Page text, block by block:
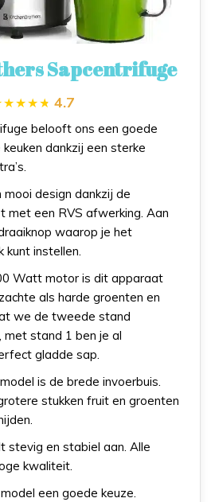
Sapcentrifuge
4.7
belooft ons een goede
dankzij een sterke
design dankzij de
met een RVS afwerking. Aan
waarop je het
kunt instellen.
Watt motor is dit apparaat
als harde groenten en
we de tweede stand
met stand 1 ben je al
gladde sap.
is de brede invoerbuis.
stukken fruit en groenten
stevig en stabiel aan. Alle
kwaliteit.
een goede keuze.